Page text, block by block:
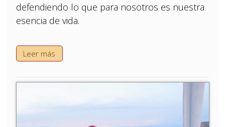
defendiendo lo que para nosotros es nuestra
esencia de vida.
Leer más